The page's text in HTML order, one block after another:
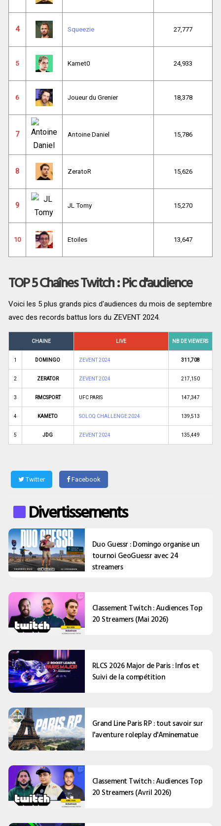
4 Squeezie 27,777
5 Kamet0 24,933
6 Joueur du Grenier 18,378
7 Antoine Daniel 15,786
8 ZeratoR 15,626
9 JL Tomy 15,270
10 Etoiles 13,647
TOP 5 Chaînes Twitch : Pic d'audience
Voici les 5 plus grands pics d'audiences du mois de septembre
avec des records battus lors du ZEVENT 2024.
CHAINE LIVE NB DE VIEWERS
1 DOMINGO ZEVENT 2024 311,708
2 ZERATOR ZEVENT 2024 217,150
3 RMCSPORT UFC PARIS 147,347
4 KAMETO SOLOQ CHALLENGE 2024 139,513
5 JDG ZEVENT 2024 135,449
Twitter Facebook
Divertissements
Duo Guessr : Domingo organise un
tournoi GeoGuessr avec 24
streamers
Classement Twitch : Audiences Top
20 Streamers (Mai 2026)
RLCS 2026 Major de Paris : Infos et
Suivi de la compétition
Grand Line Paris RP : tout savoir sur
l'aventure roleplay d'Aminematue
Classement Twitch : Audiences Top
20 Streamers (Avril 2026)